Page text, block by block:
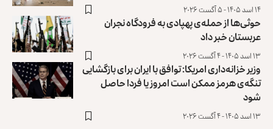
۱۴ اسد ۱۴۰۵ - ۵ آگست ۲۰۲۶
حوثی‌ها از حمله‌ی پهپادی به فرودگاه نجران
عربستان خبر داد
۱۳ اسد ۱۴۰۵ - ۴ آگست ۲۰۲۶
وزیر خزانه‌داری امریکا: توافق با ایران برای بازگشایی
تنگه‌ی هرمز ممکن است امروز یا فردا حاصل
شود
۱۳ اسد ۱۴۰۵ - ۴ آگست ۲۰۲۶